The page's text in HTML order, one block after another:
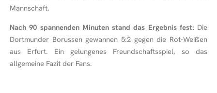
Mannschaft.
Nach 90 spannenden Minuten stand das Ergebnis fest: Die
Dortmunder Borussen gewannen 5:2 gegen die Rot-Weißen
aus Erfurt. Ein gelungenes Freundschaftsspiel, so das
allgemeine Fazit der Fans.